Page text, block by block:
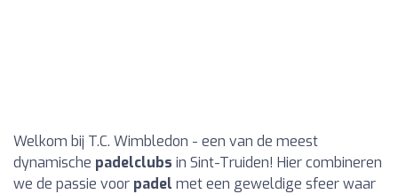
Welkom bij T.C. Wimbledon - een van de meest
dynamische padelclubs in Sint-Truiden! Hier combineren
we de passie voor padel met een geweldige sfeer waar